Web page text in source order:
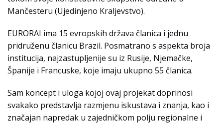
Mančesteru (Ujedinjeno Kraljevstvo).
EURORAI ima 15 evropskih država članica i jednu
pridruženu članicu Brazil. Posmatrano s aspekta broja
institucija, najzastupljenije su iz Rusije, Njemačke,
Španije i Francuske, koje imaju ukupno 55 članica.
Sam koncept i uloga kojoj ovaj projekat doprinosi
svakako predstavlja razmjenu iskustava i znanja, kao i
značajan napredak u zajedničkom polju regionalne i